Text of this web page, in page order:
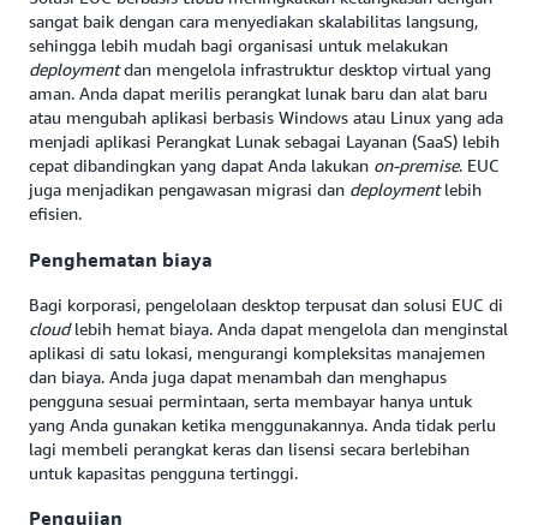
sangat baik dengan cara menyediakan skalabilitas langsung,
sehingga lebih mudah bagi organisasi untuk melakukan
deploymentdan mengelola infrastruktur desktop virtual yang
aman. Anda dapat merilis perangkat lunak baru dan alat baru
atau mengubah aplikasi berbasis Windows atau Linux yang ada
menjadi aplikasi Perangkat Lunak sebagai Layanan (SaaS) lebih
cepat dibandingkan yang dapat Anda lakukan on-premise. EUC
juga menjadikan pengawasan migrasi dan deploymentlebih
efisien.
Penghematan biaya
Bagi korporasi, pengelolaan desktop terpusat dan solusi EUC di
cloudlebih hemat biaya. Anda dapat mengelola dan menginstal
aplikasi di satu lokasi, mengurangi kompleksitas manajemen
dan biaya. Anda juga dapat menambah dan menghapus
pengguna sesuai permintaan, serta membayar hanya untuk
yang Anda gunakan ketika menggunakannya. Anda tidak perlu
lagi membeli perangkat keras dan lisensi secara berlebihan
untuk kapasitas pengguna tertinggi.
Pengujian